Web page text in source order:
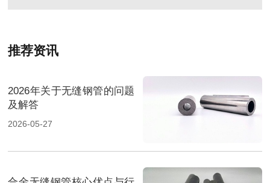
推荐资讯
2026年关于无缝钢管的问题
及解答
2026-05-27